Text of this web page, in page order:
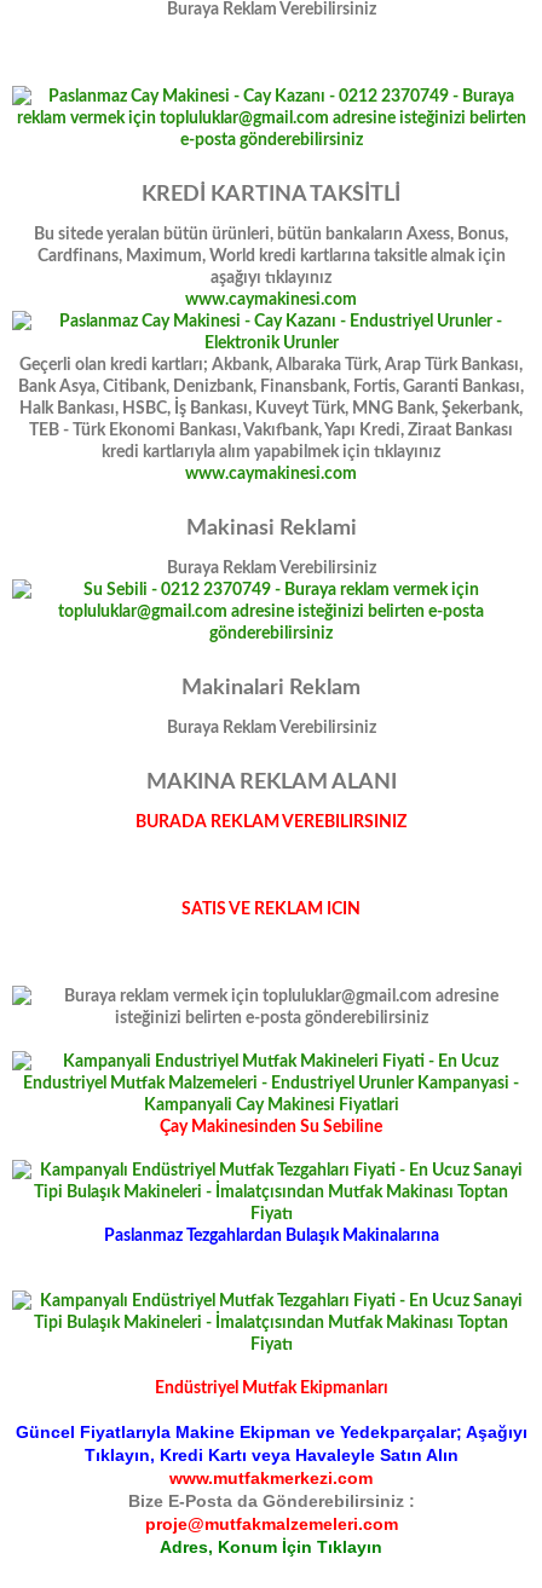
Buraya Reklam Verebilirsiniz
KREDİ KARTINA TAKSİTLİ
Bu sitede yeralan bütün ürünleri, bütün bankaların Axess, Bonus,
Cardfinans, Maximum, World kredi kartlarına taksitle almak için
aşağıyı tıklayınız
www.caymakinesi.com
Geçerli olan kredi kartları; Akbank, Albaraka Türk, Arap Türk Bankası,
Bank Asya, Citibank, Denizbank, Finansbank, Fortis, Garanti Bankası,
Halk Bankası, HSBC, İş Bankası, Kuveyt Türk, MNG Bank, Şekerbank,
TEB - Türk Ekonomi Bankası, Vakıfbank, Yapı Kredi, Ziraat Bankası
kredi kartlarıyla alım yapabilmek için tıklayınız
www.caymakinesi.com
Makinasi Reklami
Buraya Reklam Verebilirsiniz
Makinalari Reklam
Buraya Reklam Verebilirsiniz
MAKINA REKLAM ALANI
BURADA REKLAM VEREBILIRSINIZ
SATIS VE REKLAM ICIN
Çay Makinesinden Su Sebiline
Paslanmaz Tezgahlardan Bulaşık Makinalarına
Endüstriyel Mutfak Ekipmanları
Güncel Fiyatlarıyla Makine Ekipman ve Yedekparçalar; Aşağıyı
Tıklayın, Kredi Kartı veya Havaleyle Satın Alın
www.mutfakmerkezi.com
Bize E-Posta da Gönderebilirsiniz :
proje@mutfakmalzemeleri.com
Adres, Konum İçin Tıklayın